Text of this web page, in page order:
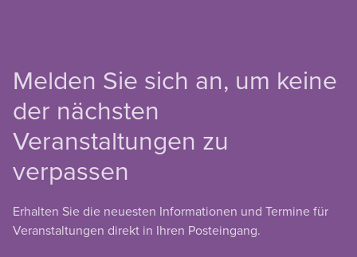
Melden Sie sich an, um keine
der nächsten
Veranstaltungen zu
verpassen
Erhalten Sie die neuesten Informationen und Termine für
Veranstaltungen direkt in Ihren Posteingang.